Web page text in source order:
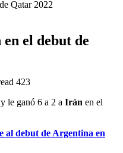
el debut de
423
le ganó 6 a 2 a Irán en el
al debut de Argentina en